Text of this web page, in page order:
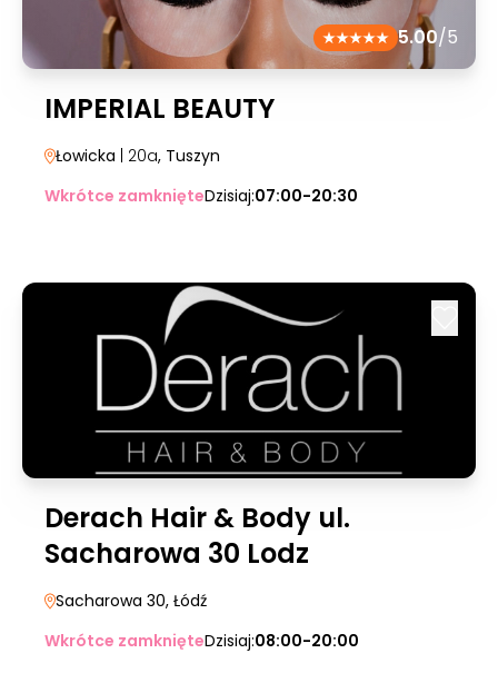
5.00/5
IMPERIAL BEAUTY
Łowicka | 20a, Tuszyn
Wkrótce zamknięteDzisiaj:07:00-20:30
Derach Hair & Body ul.
Sacharowa 30 Lodz
Sacharowa 30, Łódź
Wkrótce zamknięteDzisiaj:08:00-20:00